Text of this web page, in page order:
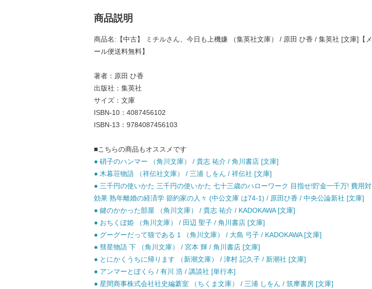
商品説明
商品名:【中古】 ミチルさん、今日も上機嫌 （集英社文庫） / 原田 ひ香 / 集英社 [文庫]【メ
ール便送料無料】
著者：原田 ひ香
出版社：集英社
サイズ：文庫
ISBN-10：4087456102
ISBN-13：9784087456103
■こちらの商品もオススメです
● 硝子のハンマー （角川文庫） / 貴志 祐介 / 角川書店 [文庫]
● 木暮荘物語 （祥伝社文庫） / 三浦 しをん / 祥伝社 [文庫]
● 三千円の使いかた 三千円の使いかた 七十三歳のハローワーク 目指せ!貯金一千万! 費用対
効果 熟年離婚の経済学 節約家の人々 (中公文庫 は74-1) / 原田ひ香 / 中央公論新社 [文庫]
● 鍵のかかった部屋 （角川文庫） / 貴志 祐介 / KADOKAWA [文庫]
● おちくぼ姫 （角川文庫） / 田辺 聖子 / 角川書店 [文庫]
● グーグーだって猫である 1 （角川文庫） / 大島 弓子 / KADOKAWA [文庫]
● 彗星物語 下 （角川文庫） / 宮本 輝 / 角川書店 [文庫]
● とにかくうちに帰ります （新潮文庫） / 津村 記久子 / 新潮社 [文庫]
● アンマーとぼくら / 有川 浩 / 講談社 [単行本]
● 星間商事株式会社社史編纂室 （ちくま文庫） / 三浦 しをん / 筑摩書房 [文庫]